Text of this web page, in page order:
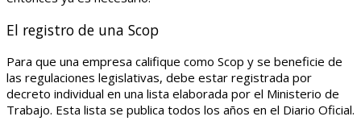
El registro de una Scop
Para que una empresa califique como Scop y se beneficie de
las regulaciones legislativas, debe estar registrada por
decreto individual en una lista elaborada por el Ministerio de
Trabajo. Esta lista se publica todos los años en el Diario Oficial.